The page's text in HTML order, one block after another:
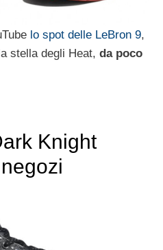
lo spot delle LeBron 9,
stella degli Heat, da poco
Knight